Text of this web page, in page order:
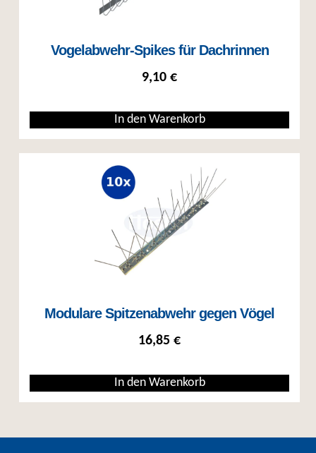
Vogelabwehr-Spikes für Dachrinnen
9,10 €
In den Warenkorb
Modulare Spitzenabwehr gegen Vögel
16,85 €
In den Warenkorb